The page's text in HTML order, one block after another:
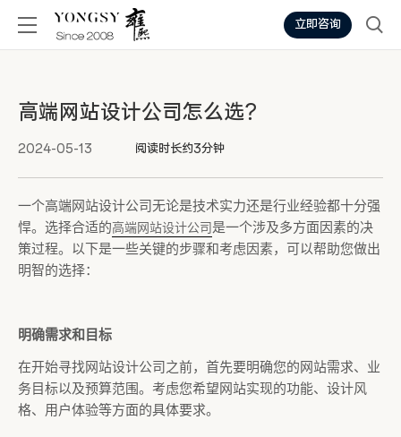
立即咨询
高端网站设计公司怎么选？
2024-05-13 阅读时长约3分钟
一个高端网站设计公司无论是技术实力还是行业经验都十分强
悍。选择合适的高端网站设计公司 是一个涉及多方面因素的决
策过程。以下是一些关键的步骤和考虑因素，可以帮助您做出
明智的选择：
明确需求和目标
在开始寻找网站设计公司之前，首先要明确您的网站需求、业
务目标以及预算范围。考虑您希望网站实现的功能、设计风
格、用户体验等方面的具体要求。